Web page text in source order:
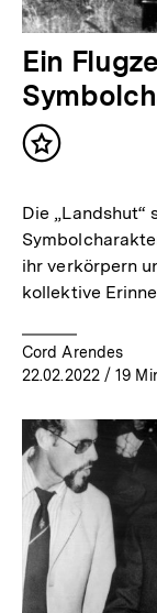
Ein
Inhalt
Die
ihr verkörpern
kollektive
Cord Arendes
22.02.2022/ 19